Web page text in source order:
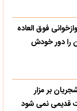
فوق العاده
را دور خودش
بر مزار
نمی شود